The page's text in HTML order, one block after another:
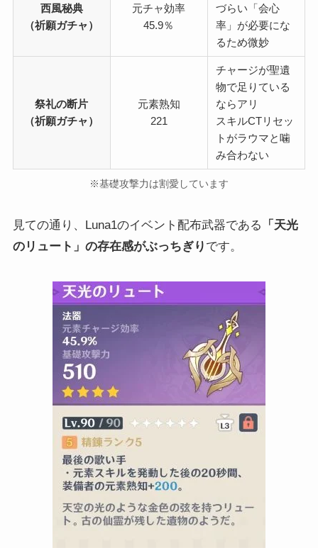
西風秘典
（祈願ガチャ）
元チャ効率
45.9％
づらい「会心
率」が必要にな
るため微妙
祭礼の断片
（祈願ガチャ）
元素熟知
221
チャージが聖遺
物で足りている
ならアリ
スキルCTリセッ
トがラウマと噛
み合わない
※基礎攻撃力は割愛しています
見ての通り、Luna1のイベント配布武器である
「天光
のリュート」の存在感がぶっちぎり です。